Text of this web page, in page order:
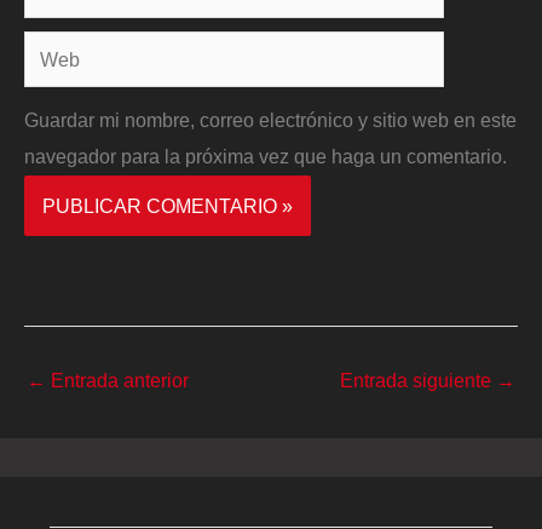
electrónico*
Web
Guardar mi nombre, correo electrónico y sitio web en este
navegador para la próxima vez que haga un comentario.
← Entrada anterior Entrada siguiente →